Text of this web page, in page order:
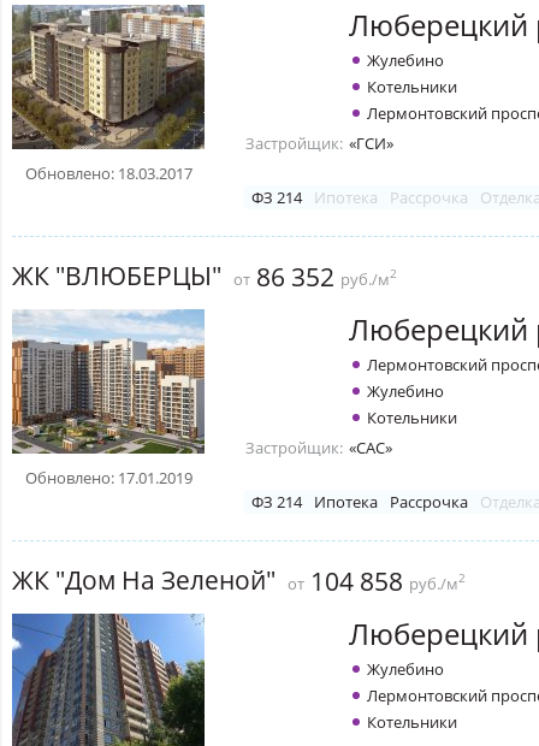
Обновлено: 18.03.2017
Люберецкий
Жулебино
Котельники
Лермонтовский
Застройщик: «ГСИ»
ФЗ 214 Ипотека Рассрочка
ЖК "ВЛЮБЕРЦЫ" от 86 352 руб./м2
Обновлено: 17.01.2019
Люберецкий
Лермонтовский
Жулебино
Котельники
Застройщик: «САС»
ФЗ 214 Ипотека Рассрочка
ЖК "Дом На Зеленой" от 104 858 руб./м2
Люберецкий
Жулебино
Лермонтовский
Котельники